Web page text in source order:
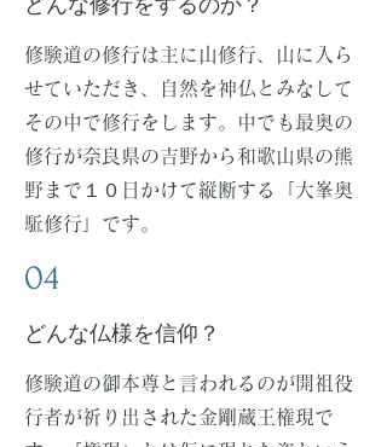
​どんな修行をするのか？
修験道の修行は主に山修行、山に入ら
せていただき、自然を神仏とみなして
その中で修行をします。中でも最奥の
修行が奈良県の吉野から和歌山県の熊
野まで１０日かけて縦断する「大峯奥
駈修行」です。
04
​どんな仏様を信仰？
​修験道の御本尊と言われるのが開祖役
行者が祈り出された金剛蔵王権現で